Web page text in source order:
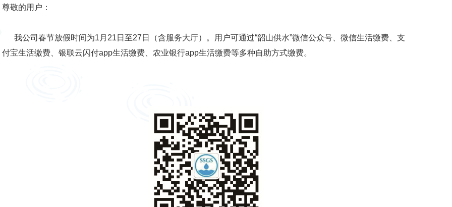
尊敬的用户：
我公司春节放假时间为1月21日至27日（含服务大厅）。用户可通过“韶山供水”微信公众号、微信生活缴费、支
付宝生活缴费、银联云闪付app生活缴费、农业银行app生活缴费等多种自助方式缴费。